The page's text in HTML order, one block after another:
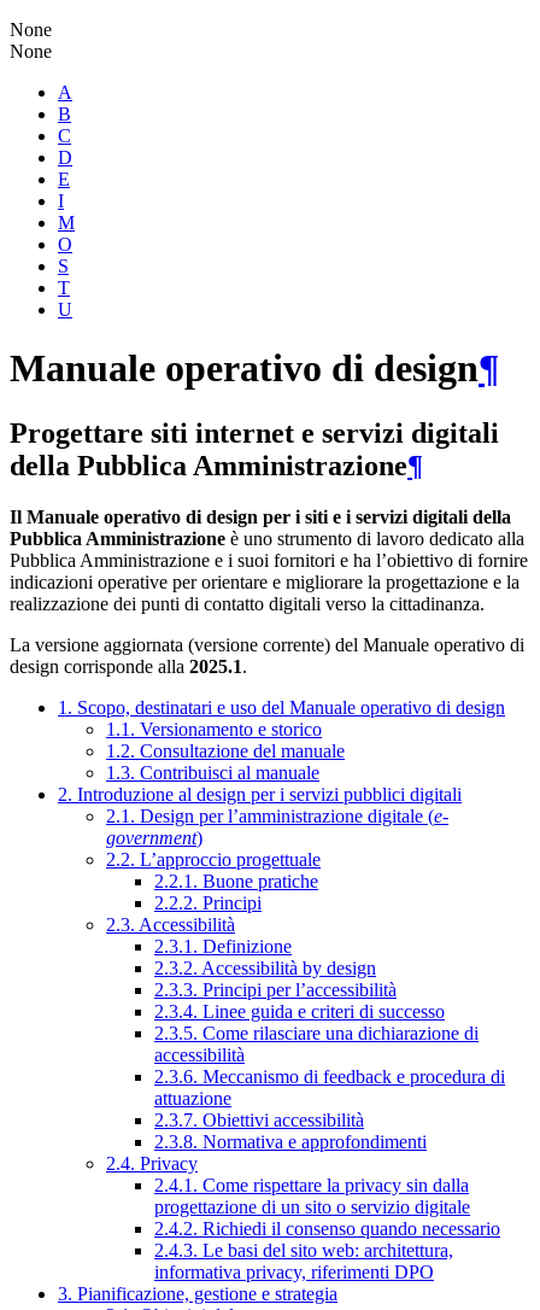
None
None
A
B
C
D
E
I
M
O
S
T
U
Manuale operativo di design¶
Progettare siti internet e servizi digitali
della Pubblica Amministrazione¶
Il Manuale operativo di design per i siti e i servizi digitali della
Pubblica Amministrazione è uno strumento di lavoro dedicato alla
Pubblica Amministrazione e i suoi fornitori e ha l’obiettivo di fornire
indicazioni operative per orientare e migliorare la progettazione e la
realizzazione dei punti di contatto digitali verso la cittadinanza.
La versione aggiornata (versione corrente) del Manuale operativo di
design corrisponde alla 2025.1.
1. Scopo, destinatari e uso del Manuale operativo di design
1.1. Versionamento e storico
1.2. Consultazione del manuale
1.3. Contribuisci al manuale
2. Introduzione al design per i servizi pubblici digitali
2.1. Design per l’amministrazione digitale (e-
government)
2.2. L’approccio progettuale
2.2.1. Buone pratiche
2.2.2. Principi
2.3. Accessibilità
2.3.1. Definizione
2.3.2. Accessibilità by design
2.3.3. Principi per l’accessibilità
2.3.4. Linee guida e criteri di successo
2.3.5. Come rilasciare una dichiarazione di
accessibilità
2.3.6. Meccanismo di feedback e procedura di
attuazione
2.3.7. Obiettivi accessibilità
2.3.8. Normativa e approfondimenti
2.4. Privacy
2.4.1. Come rispettare la privacy sin dalla
progettazione di un sito o servizio digitale
2.4.2. Richiedi il consenso quando necessario
2.4.3. Le basi del sito web: architettura,
informativa privacy, riferimenti DPO
3. Pianificazione, gestione e strategia